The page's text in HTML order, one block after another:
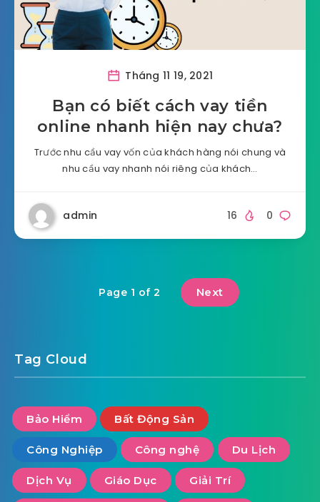
Tháng 11 19, 2021
Bạn có biết cách vay tiền
online nhanh hiện nay chưa?
Trước nhu cầu vay vốn của khách hàng nói chung và
nhu cầu vay nhanh nói riêng của khách…
admin 0
16
Page 1 of 2 Next
Tag Cloud
Bảo Hiểm Bất Động Sản
Công Nghiệp Công nghệ Du Lịch
Dịch Vụ Giáo Dục Giải Trí